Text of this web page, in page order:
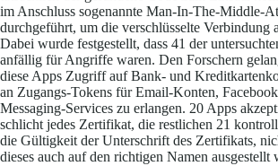
im Anschluss sogenannte Man-In-The-Middle-
durchgeführt, um die verschlüsselte Verbindung
Dabei wurde festgestellt, dass 41 der
anfällig für Angriffe waren. Den Forschern
diese Apps Zugriff auf Bank- und
an Zugangs-Tokens für Email-Konten,
Messaging-Services zu erlangen. 20 Apps
schlicht jedes Zertifikat, die restlichen 21
die Gültigkeit der Unterschrift des Zertifikats,
dieses auch auf den richtigen Namen ausgestellt